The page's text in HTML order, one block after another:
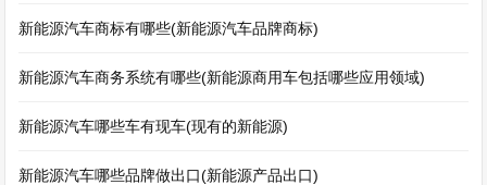
新能源汽车商标有哪些(新能源汽车品牌商标)
新能源汽车商务系统有哪些(新能源商用车包括哪些应用领域)
新能源汽车哪些车有现车(现有的新能源)
新能源汽车哪些品牌做出口(新能源产品出口)